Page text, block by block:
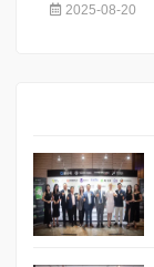
2025-08-20